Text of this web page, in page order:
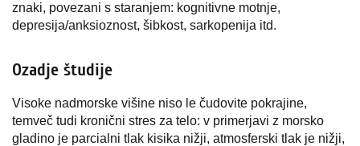
znaki, povezani s staranjem: kognitivne motnje,
depresija/anksioznost, šibkost, sarkopenija itd.
Ozadje študije
Visoke nadmorske višine niso le čudovite pokrajine,
temveč tudi kronični stres za telo: v primerjavi z morsko
gladino je parcialni tlak kisika nižji, atmosferski tlak je nižji,